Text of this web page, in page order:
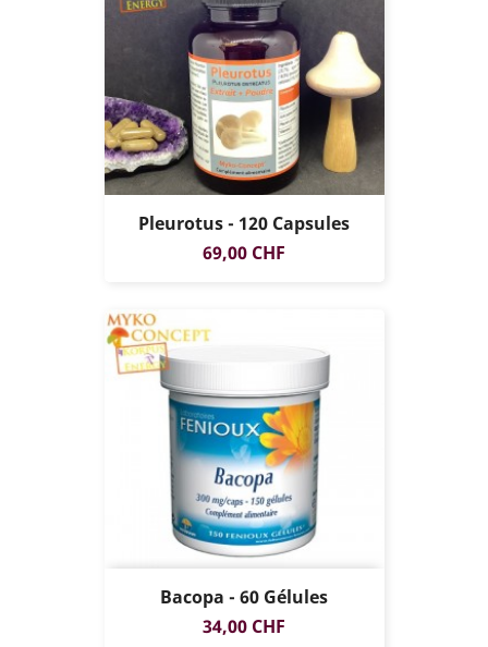
Pleurotus - 120 Capsules
Prix
69,00 CHF
Bacopa - 60 Gélules
Prix
34,00 CHF